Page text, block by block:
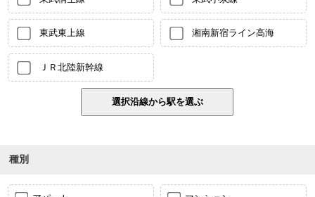
東武東上線 湘南新宿ライン高海
ＪＲ北陸新幹線
種別